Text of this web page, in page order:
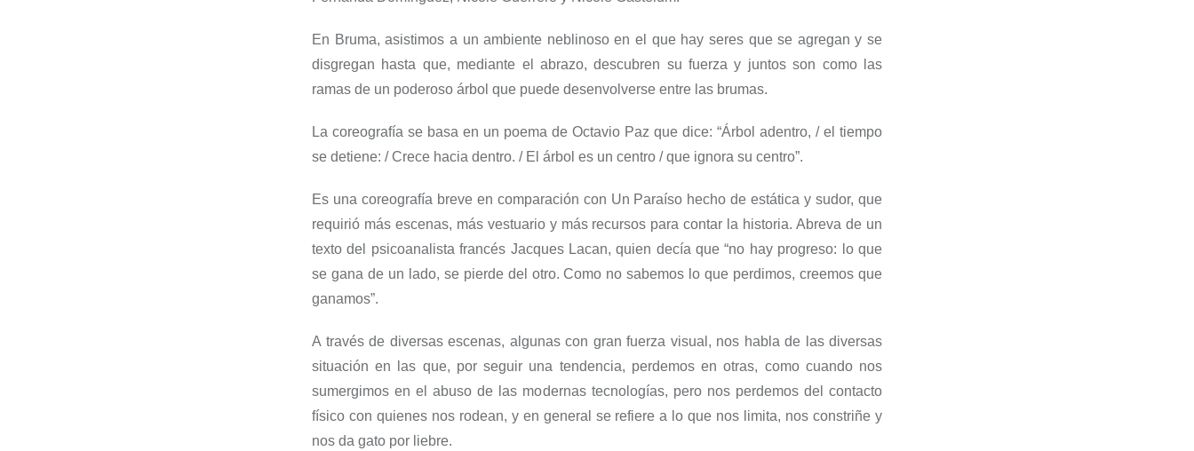
En Bruma, asistimos a un ambiente neblinoso en el que hay seres que se agregan y se
disgregan hasta que, mediante el abrazo, descubren su fuerza y juntos son como las
ramas de un poderoso árbol que puede desenvolverse entre las brumas.
La coreografía se basa en un poema de Octavio Paz que dice: “Árbol adentro, / e l tiempo
se detiene: / Crece hacia dentro. / El árbol es un centro / que ignora su centro”.
Es una coreografía breve en comparación con Un Paraíso hecho de estática y sudor, que
requirió más escenas, más vestuario y más recursos para contar la historia. Abreva de un
texto del psicoanalista francés Jacques Lacan, quien decía que“no hay progreso: lo que
se gana de un lado, se pierde del otro. Como no sabemos lo que perdimos, creemos que
ganamos”.
A través de diversas escenas, algunas con gran fuerza visual, nos habla de las diversas
situación en las que, por seguir una tendencia, perdemos en otras, como cuando nos
sumergimos en el abuso de las modernas tecnologías, pero nos perdemos del contacto
físico con quienes nos rodean, y en general se refiere a lo que nos limita, nos constriñe y
nos da gato por liebre.